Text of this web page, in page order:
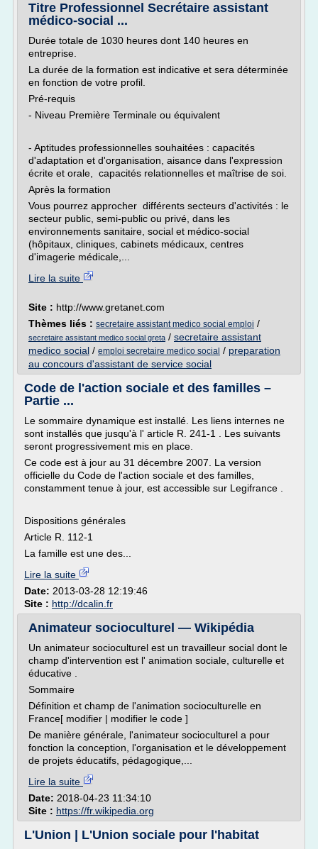
Titre Professionnel Secrétaire assistant
médico-social ...
Durée totale de 1030 heures dont 140 heures en
entreprise.
La durée de la formation est indicative et sera déterminée
en fonction de votre profil.
Pré-requis
- Niveau Première Terminale ou équivalent
- Aptitudes professionnelles souhaitées : capacités
d'adaptation et d'organisation, aisance dans l'expression
écrite et orale, capacités relationnelles et maîtrise de soi.
Après la formation
Vous pourrez approcher différents secteurs d'activités : le
secteur public, semi-public ou privé, dans les
environnements sanitaire, social et médico-social
(hôpitaux, cliniques, cabinets médicaux, centres
d'imagerie médicale,...
Lire la suite
Site : http://www.gretanet.com
Thèmes liés : secretaire assistant medico social emploi /
secretaire assistant medico social greta / secretaire assistant
medico social / emploi secretaire medico social / preparation
au concours d'assistant de service social
Code de l'action sociale et des familles –
Partie ...
Le sommaire dynamique est installé. Les liens internes ne
sont installés que jusqu'à l' article R. 241-1 . Les suivants
seront progressivement mis en place.
Ce code est à jour au 31 décembre 2007. La version
officielle du Code de l'action sociale et des familles,
constamment tenue à jour, est accessible sur Legifrance .
Dispositions générales
Article R. 112-1
La famille est une des...
Lire la suite
Date: 2013-03-28 12:19:46
Site : http://dcalin.fr
Animateur socioculturel — Wikipédia
Un animateur socioculturel est un travailleur social dont le
champ d'intervention est l' animation sociale, culturelle et
éducative .
Sommaire
Définition et champ de l'animation socioculturelle en
France[ modifier | modifier le code ]
De manière générale, l'animateur socioculturel a pour
fonction la conception, l'organisation et le développement
de projets éducatifs, pédagogique,...
Lire la suite
Date: 2018-04-23 11:34:10
Site : https://fr.wikipedia.org
L'Union | L'Union sociale pour l'habitat